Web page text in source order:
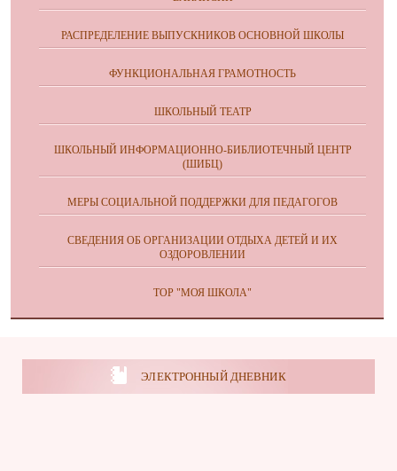
РАСПРЕДЕЛЕНИЕ ВЫПУСКНИКОВ ОСНОВНОЙ ШКОЛЫ
ФУНКЦИОНАЛЬНАЯ ГРАМОТНОСТЬ
ШКОЛЬНЫЙ ТЕАТР
ШКОЛЬНЫЙ ИНФОРМАЦИОННО-БИБЛИОТЕЧНЫЙ ЦЕНТР
(ШИБЦ)
МЕРЫ СОЦИАЛЬНОЙ ПОДДЕРЖКИ ДЛЯ ПЕДАГОГОВ
СВЕДЕНИЯ ОБ ОРГАНИЗАЦИИ ОТДЫХА ДЕТЕЙ И ИХ
ОЗДОРОВЛЕНИИ
ТОР "МОЯ ШКОЛА"
ЭЛЕКТРОННЫЙ ДНЕВНИК